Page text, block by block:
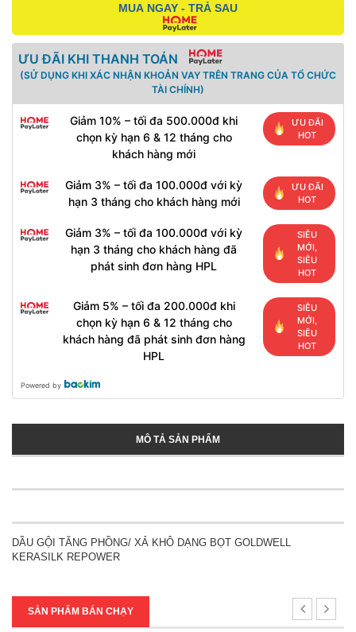
MUA NGAY - TRẢ SAU
ƯU ĐÃI KHI THANH TOÁN
(SỬ DỤNG KHI XÁC NHẬN KHOẢN VAY TRÊN TRANG CỦA TỔ CHỨC
TÀI CHÍNH)
Giảm 10% – tối đa 500.000đ khi
chọn kỳ hạn 6 & 12 tháng cho
khách hàng mới
ƯU ĐÃI
HOT
Giảm 3% – tối đa 100.000đ với kỳ
hạn 3 tháng cho khách hàng mới
ƯU ĐÃI
HOT
Giảm 3% – tối đa 100.000đ với kỳ
hạn 3 tháng cho khách hàng đã
phát sinh đơn hàng HPL
SIÊU
MỚI,
SIÊU
HOT
Giảm 5% – tối đa 200.000đ khi
chọn kỳ hạn 6 & 12 tháng cho
khách hàng đã phát sinh đơn hàng
HPL
SIÊU
MỚI,
SIÊU
HOT
Powered by
MÔ TẢ SẢN PHẨM
DẦU GỘI TĂNG PHỒNG/ XẢ KHÔ DẠNG BỌT GOLDWELL
KERASILK REPOWER
SẢN PHẨM BÁN CHẠY